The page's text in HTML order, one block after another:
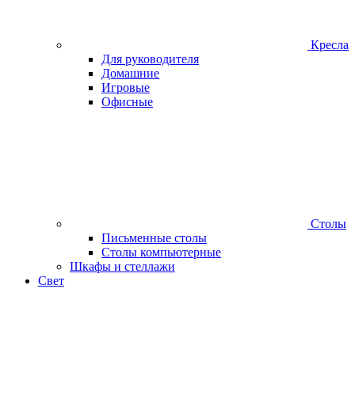
Кресла
Для руководителя
Домашние
Игровые
Офисные
Столы
Письменные столы
Столы компьютерные
Шкафы и стеллажи
Свет